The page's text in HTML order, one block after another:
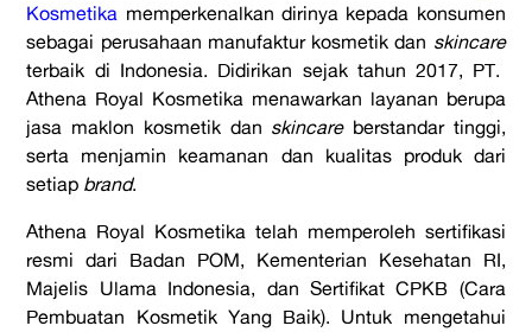
Kosmetika memperkenalkan dirinya kepada konsumen
sebagai perusahaan manufaktur kosmetik dan skincare
terbaik di Indonesia. Didirikan sejak tahun 2017, PT.
Athena Royal Kosmetika menawarkan layanan berupa
jasa maklon kosmetik dan skincareberstandar tinggi,
serta menjamin keamanan dan kualitas produk dari
setiap brand.
Athena Royal Kosmetika telah memperoleh sertifikasi
resmi dari Badan POM, Kementerian Kesehatan RI,
Majelis Ulama Indonesia, dan Sertifikat CPKB (Cara
Pembuatan Kosmetik Yang Baik). Untuk mengetahui